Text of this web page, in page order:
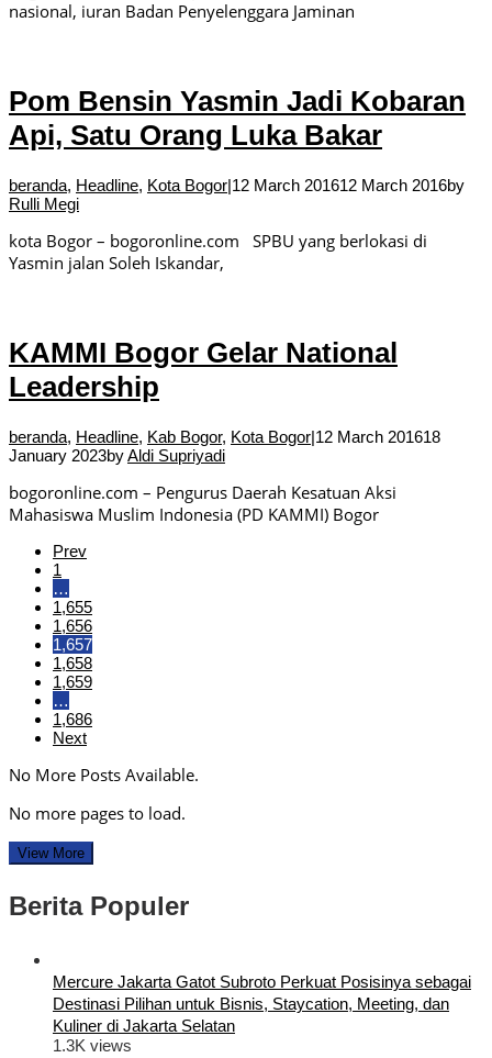
nasional, iuran Badan Penyelenggara Jaminan
Pom Bensin Yasmin Jadi Kobaran
Api, Satu Orang Luka Bakar
beranda, Headline, Kota Bogor|12 March 201612 March 2016by
Rulli Megi
kota Bogor – bogoronline.com SPBU yang berlokasi di
Yasmin jalan Soleh Iskandar,
KAMMI Bogor Gelar National
Leadership
beranda, Headline, Kab Bogor, Kota Bogor|12 March 201618
January 2023byAldi Supriyadi
bogoronline.com – Pengurus Daerah Kesatuan Aksi
Mahasiswa Muslim Indonesia (PD KAMMI) Bogor
Prev
1
…
1,655
1,656
1,657
1,658
1,659
…
1,686
Next
No More Posts Available.
No more pages to load.
View More
Berita Populer
Mercure Jakarta Gatot Subroto Perkuat Posisinya sebagai
Destinasi Pilihan untuk Bisnis, Staycation, Meeting, dan
Kuliner di Jakarta Selatan
1.3K views